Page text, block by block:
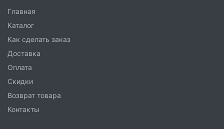
Главная
Каталог
Как сделать заказ
Доставка
Оплата
Скидки
Возврат товара
Контакты